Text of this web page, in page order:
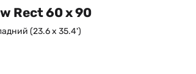
Rect 60 x 90
(23.6 x 35.4')